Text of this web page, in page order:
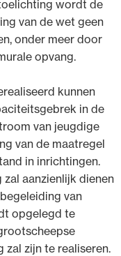
wordt de
van de wet geen
onder meer door
opvang.
kunnen
in de
van jeugdige
van de maatregel
in inrichtingen.
aanzienlijk dienen
van
opgelegd te
zal zijn te realiseren.